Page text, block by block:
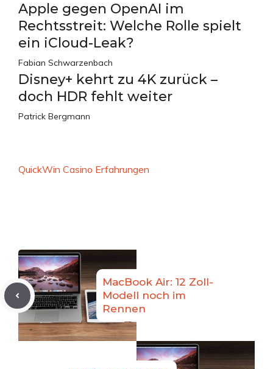
Apple gegen OpenAI im
Rechtsstreit: Welche Rolle spielt
ein iCloud-Leak?
Fabian Schwarzenbach
Disney+ kehrt zu 4K zurück –
doch HDR fehlt weiter
Patrick Bergmann
QuickWin Casino Erfahrungen
MacBook Air: 12 Zoll-
Modell noch im
Rennen